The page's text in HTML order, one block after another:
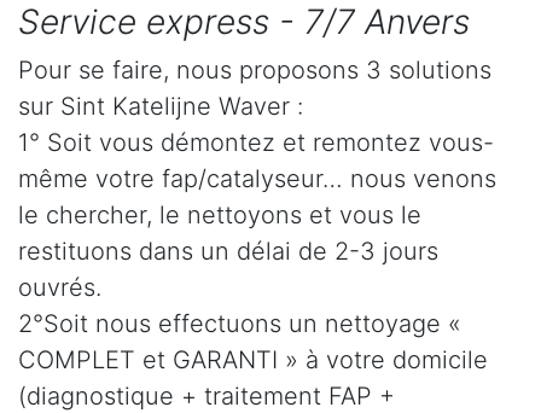
Service express - 7/7 Anvers
Pour se faire, nous proposons 3 solutions
sur Sint Katelijne Waver :
1° Soit vous démontez et remontez vous-
même votre fap/catalyseur… nous venons
le chercher, le nettoyons et vous le
restituons dans un délai de 2-3 jours
ouvrés.
2°Soit nous effectuons un nettoyage «
COMPLET et GARANTI » à votre domicile
(diagnostique + traitement FAP +